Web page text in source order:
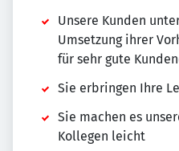
Unsere Kunden
Umsetzung ihrer
für sehr gute
Sie erbringen Ihre
Sie machen es
Kollegen leicht